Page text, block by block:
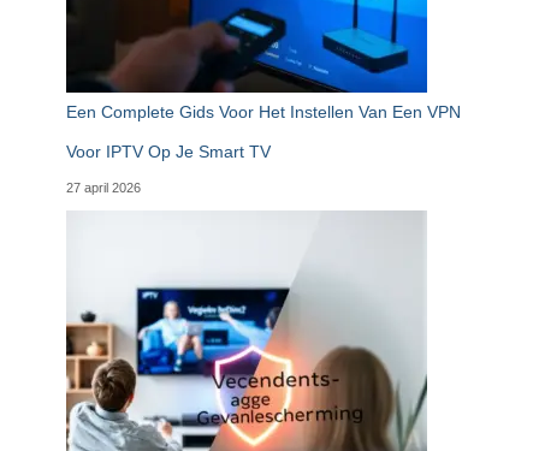
Een Complete Gids Voor Het Instellen Van Een VPN
Voor IPTV Op Je Smart TV
27 april 2026